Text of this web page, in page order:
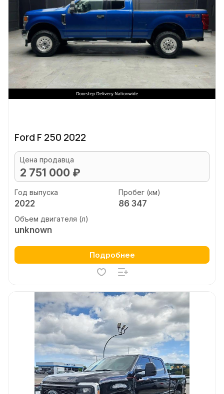
Ford F 250 2022
Цена продавца
2 751 000 ₽
Год выпуска
2022
Пробег (км)
86 347
Объем двигателя (л)
unknown
Подробнее